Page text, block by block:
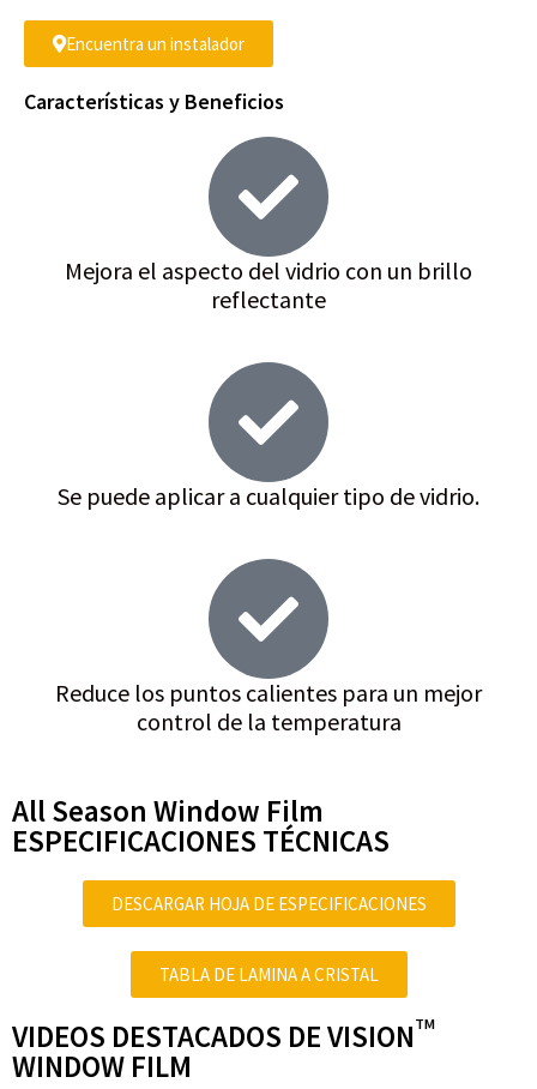
Encuentra un instalador
Características y Beneficios
Mejora el aspecto del vidrio con un brillo
reflectante
Se puede aplicar a cualquier tipo de vidrio.
Reduce los puntos calientes para un mejor
control de la temperatura
All Season Window Film
ESPECIFICACIONES TÉCNICAS
DESCARGAR HOJA DE ESPECIFICACIONES
TABLA DE LAMINA A CRISTAL
VIDEOS DESTACADOS DE VISION TM
WINDOW FILM